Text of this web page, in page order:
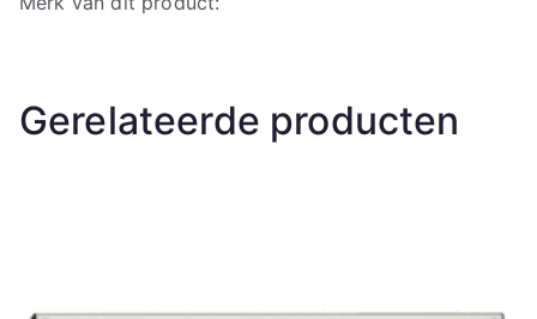
Gerelateerde producten